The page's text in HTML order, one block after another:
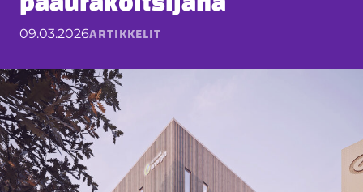
09.03.2026ARTIKKELIT